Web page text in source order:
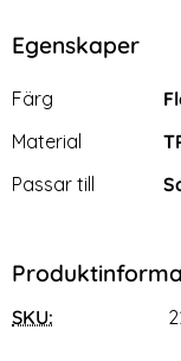
Beach
Galaxy S24 Plus
2-Pack Samsung
Egenskaper
Egenskaper/
Attribut
Färg
Material
Passar till
SKU: